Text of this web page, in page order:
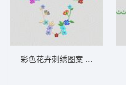
彩色花卉刺绣图案 大花样